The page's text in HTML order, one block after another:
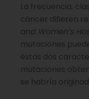
La frecuencia,
cáncer difieren
and Women’s
mutaciones
éstas dos
mutaciones
se habría